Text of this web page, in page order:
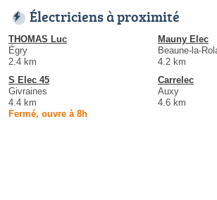
Électriciens à proximité
THOMAS Luc
Égry
2.4 km
Mauny Elec
Beaune-la-
4.2 km
S Elec 45
Givraines
4.4 km
Fermé, ouvre à 8h
Carrelec
Auxy
4.6 km